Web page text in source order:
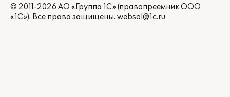
© 2011-2026 АО «Группа 1С» (правопреемник ООО
«1С»). Все права защищены. websol@1c.ru